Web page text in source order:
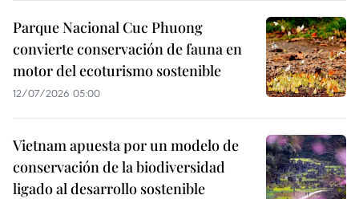
Parque Nacional Cuc Phuong
convierte conservación de fauna en
motor del ecoturismo sostenible
12/07/2026 05:00
Vietnam apuesta por un modelo de
conservación de la biodiversidad
ligado al desarrollo sostenible